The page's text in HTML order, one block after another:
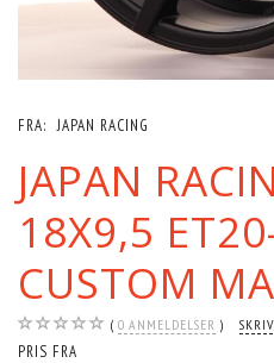
FRA: JAPAN RACING
JAPAN
18X9,5
CUSTOM
0 ANMELDELSER
PRIS FRA